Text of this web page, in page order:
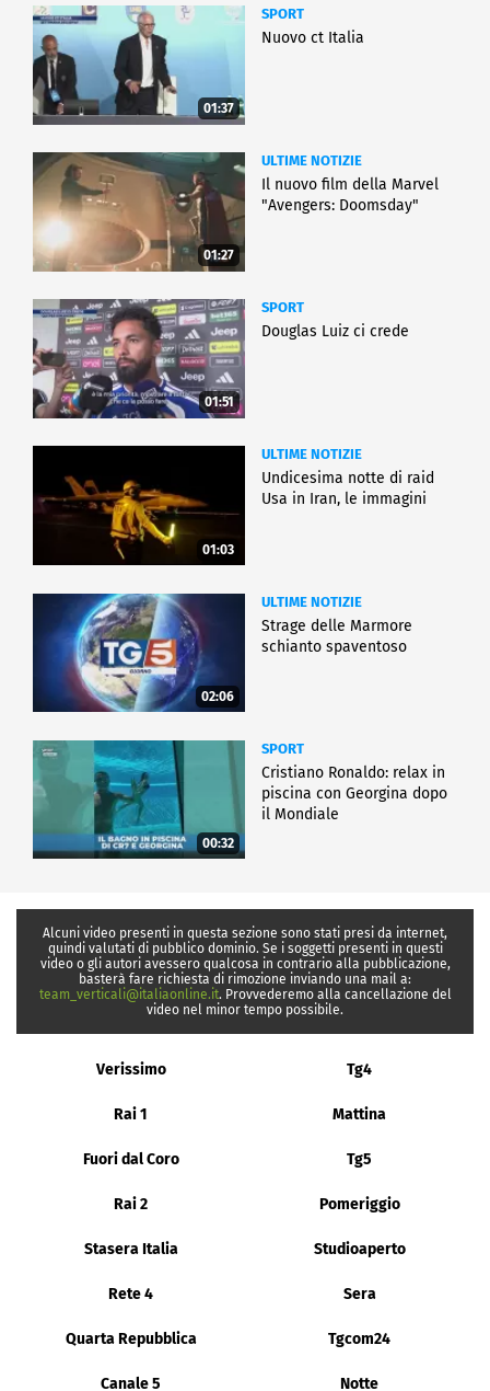
01:37
SPORT
Nuovo ct Italia
01:27
ULTIME NOTIZIE
Il nuovo film della Marvel
"Avengers: Doomsday"
01:51
SPORT
Douglas Luiz ci crede
01:03
ULTIME NOTIZIE
Undicesima notte di raid
Usa in Iran, le immagini
02:06
ULTIME NOTIZIE
Strage delle Marmore
schianto spaventoso
00:32
SPORT
Cristiano Ronaldo: relax in
piscina con Georgina dopo
il Mondiale
Alcuni video presenti in questa sezione sono stati presi da internet,
quindi valutati di pubblico dominio. Se i soggetti presenti in questi
video o gli autori avessero qualcosa in contrario alla pubblicazione,
basterà fare richiesta di rimozione inviando una mail a:
team_verticali@italiaonline.it. Provvederemo alla cancellazione del
video nel minor tempo possibile.
Verissimo Tg4
Rai 1 Mattina
Fuori dal Coro Tg5
Rai 2 Pomeriggio
Stasera Italia Studioaperto
Rete 4 Sera
Quarta Repubblica Tgcom24
Canale 5 Notte